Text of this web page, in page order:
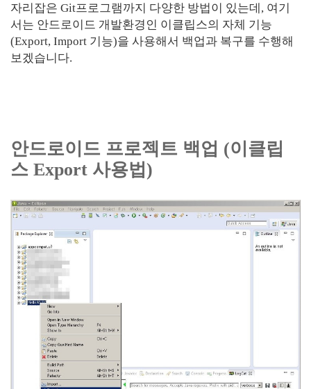
자리잡은 Git프로그램까지 다양한 방법이 있는데, 여기
서는 안드로이드 개발환경인 이클립스의 자체 기능
(Export, Import 기능)을 사용해서 백업과 복구를 수행해
보겠습니다.
안드로이드 프로젝트 백업 (이클립
스 Export 사용법)